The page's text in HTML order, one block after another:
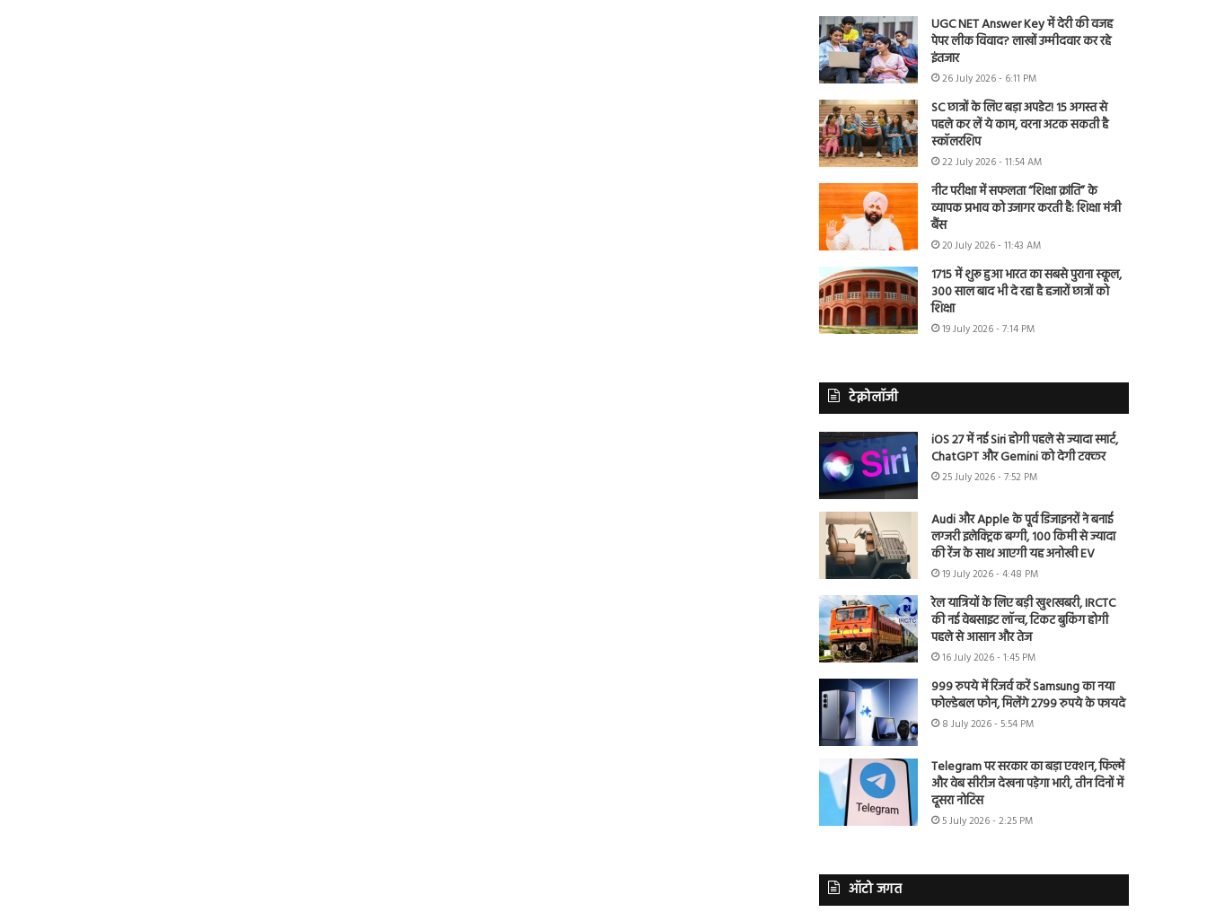
UGC NET Answer Key में देरी की वजह
पेपर लीक विवाद? लाखों उम्मीदवार कर रहे
इंतजार
26 July 2026 - 6:11 PM
SC छात्रों के लिए बड़ा अपडेट! 15 अगस्त से
पहले कर लें ये काम, वरना अटक सकती है
स्कॉलरशिप
22 July 2026 - 11:54 AM
नीट परीक्षा में सफलता “शिक्षा क्रांति” के
व्यापक प्रभाव को उजागर करती है: शिक्षा मंत्री
बैंस
20 July 2026 - 11:43 AM
1715 में शुरू हुआ भारत का सबसे पुराना स्कूल,
300 साल बाद भी दे रहा है हजारों छात्रों को
शिक्षा
19 July 2026 - 7:14 PM
टेक्नोलॉजी
iOS 27 में नई Siri होगी पहले से ज्यादा स्मार्ट,
ChatGPT और Gemini को देगी टक्कर
25 July 2026 - 7:52 PM
Audi और Apple के पूर्व डिजाइनरों ने बनाई
लग्जरी इलेक्ट्रिक बग्गी, 100 किमी से ज्यादा
की रेंज के साथ आएगी यह अनोखी EV
19 July 2026 - 4:48 PM
रेल यात्रियों के लिए बड़ी खुशखबरी, IRCTC
की नई वेबसाइट लॉन्च, टिकट बुकिंग होगी
पहले से आसान और तेज
16 July 2026 - 1:45 PM
999 रुपये में रिजर्व करें Samsung का नया
फोल्डेबल फोन, मिलेंगे 2799 रुपये के फायदे
8 July 2026 - 5:54 PM
Telegram पर सरकार का बड़ा एक्शन, फिल्में
और वेब सीरीज देखना पड़ेगा भारी, तीन दिनों में
दूसरा नोटिस
5 July 2026 - 2:25 PM
ऑटो जगत